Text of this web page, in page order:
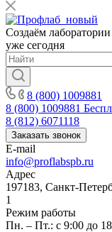
Создаём
уже сегодня
8 (800) 1009881
8 (800) 1009881
8 (812) 6071118
Заказать звонок
E-mail
info@proflabspb.ru
Адрес
197183, Санкт-
1
Режим работы
Пн. – Пт.: с 9:00 до